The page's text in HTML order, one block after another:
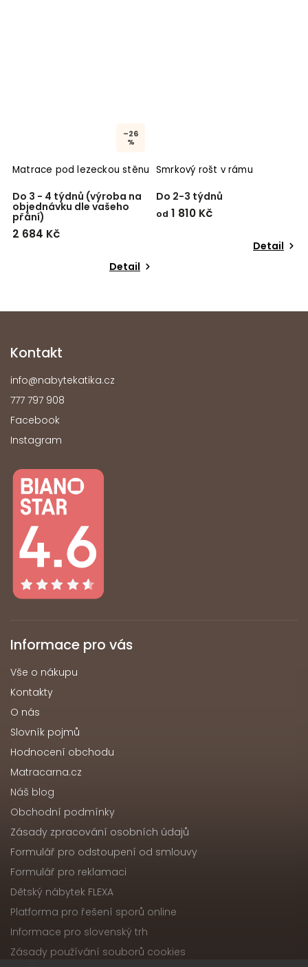
–26
%
Matrace pod lezeckou stěnu
Do 3 - 4 týdnů (výroba na
objednávku dle vašeho
přání)
2 684 Kč
Detail
Smrkový rošt v rámu
Do 2-3 týdnů
od 1 810 Kč
Detail
Kontakt
info@nabytekatika.cz
777 797 908
Facebook
Instagram
Informace pro vás
Vše o nákupu
Kontakty
O nás
Slovník pojmů
Hodnocení obchodu
Matracarna.cz
Náš blog
Obchodní podmínky
Zásady zpracování osobních údajů
Formulář pro odstoupení od smlouvy
Formulář pro reklamaci
Dětský nábytek FLEXA
Platforma pro řešení sporů online
Informace pro slovenský trh
Zásady používání souborů cookies